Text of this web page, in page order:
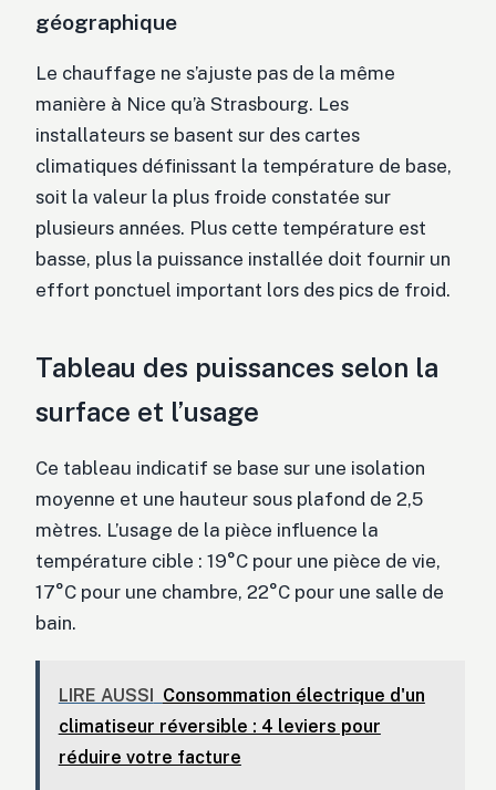
géographique
Le chauffage ne s’ajuste pas de la même
manière à Nice qu’à Strasbourg. Les
installateurs se basent sur des cartes
climatiques définissant la température de base,
soit la valeur la plus froide constatée sur
plusieurs années. Plus cette température est
basse, plus la puissance installée doit fournir un
effort ponctuel important lors des pics de froid.
Tableau des puissances selon la
surface et l’usage
Ce tableau indicatif se base sur une isolation
moyenne et une hauteur sous plafond de 2,5
mètres. L’usage de la pièce influence la
température cible : 19°C pour une pièce de vie,
17°C pour une chambre, 22°C pour une salle de
bain.
LIRE AUSSI Consommation électrique d'un
climatiseur réversible : 4 leviers pour
réduire votre facture